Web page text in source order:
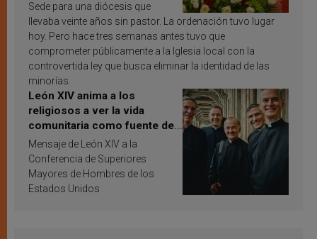
Sede para una diócesis que
llevaba veinte años sin pastor. La ordenación tuvo lugar
hoy. Pero hace tres semanas antes tuvo que
comprometer públicamente a la Iglesia local con la
controvertida ley que busca eliminar la identidad de las
minorías.
León XIV anima a los
religiosos a ver la vida
comunitaria como fuente de
inspiración y santificación
Mensaje de León XIV a la
Conferencia de Superiores
Mayores de Hombres de los
Estados Unidos